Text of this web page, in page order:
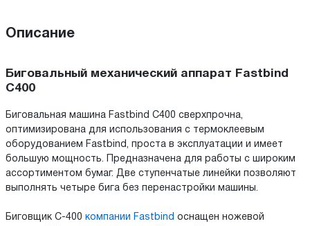
Описание
Биговальный механический аппарат Fastbind
C400
Биговальная машина Fastbind C400 сверхпрочна,
оптимизирована для использования с термоклеевым
оборудованием Fastbind, проста в эксплуатации и имеет
большую мощность. Предназначена для работы с широким
ассортиментом бумаг. Две ступенчатые линейки позволяют
выполнять четыре бига без перенастройки машины.
Биговщик С-400 компании Fastbind оснащен ножевой